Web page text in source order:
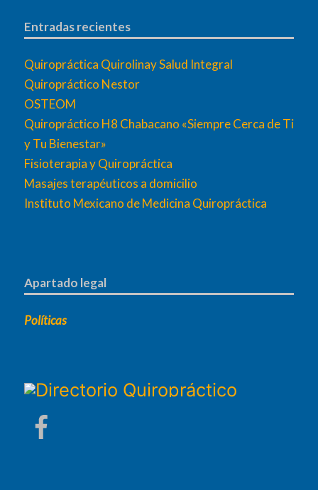
Entradas recientes
Quiropráctica Quirolinay Salud Integral
Quiropráctico Nestor
OSTEOM
Quiropráctico H8 Chabacano «Siempre Cerca de Ti
y Tu Bienestar»
Fisioterapia y Quiropráctica
Masajes terapéuticos a domicilio
Instituto Mexicano de Medicina Quiropráctica
Apartado legal
Políticas